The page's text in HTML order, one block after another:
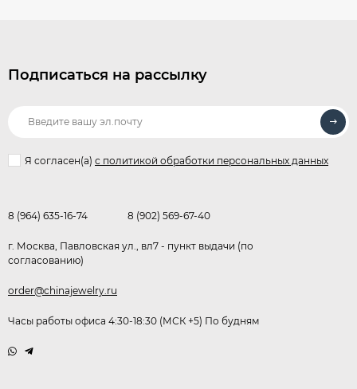
Подписаться на рассылку
Я согласен(a) с политикой обработки персональных данных
8 (964) 635-16-74 8 (902) 569-67-40
г. Москва, Павловская ул., вл7 - пункт выдачи (по
согласованию)
order@chinajewelry.ru
Часы работы офиса 4:30-18:30 (МСК +5) По будням